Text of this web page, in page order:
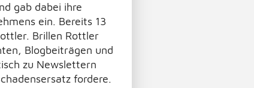
gab dabei ihre
ein. Bereits 13
Brillen Rottler
Blogbeiträgen und
zu Newslettern
fordere.